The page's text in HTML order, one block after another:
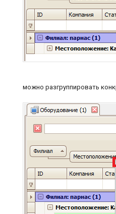
можно разгруппировать